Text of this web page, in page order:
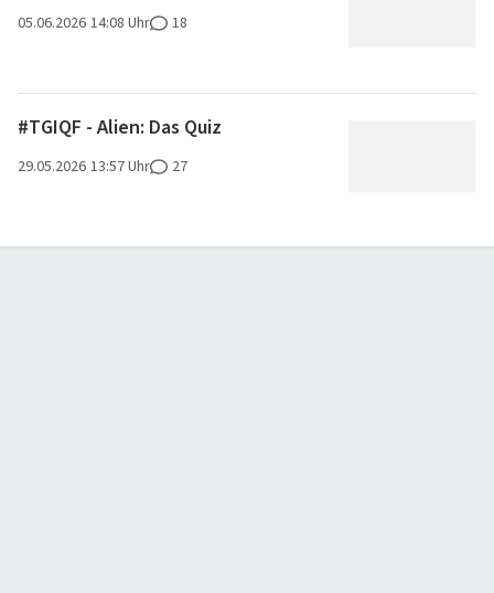
05.06.2026 14:08 Uhr 18
#TGIQF - Alien: Das Quiz
29.05.2026 13:57 Uhr 27